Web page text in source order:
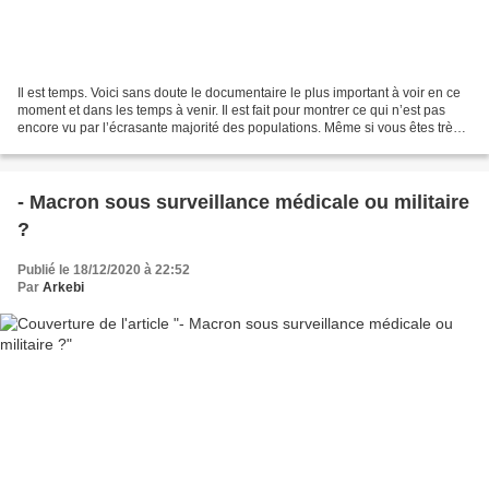
Il est temps. Voici sans doute le documentaire le plus important à voir en ce
moment et dans les temps à venir. Il est fait pour montrer ce qui n’est pas
encore vu par l’écrasante majorité des populations. Même si vous êtes très
- Macron sous surveillance médicale ou militaire
?
Publié le 18/12/2020 à 22:52
Par Arkebi